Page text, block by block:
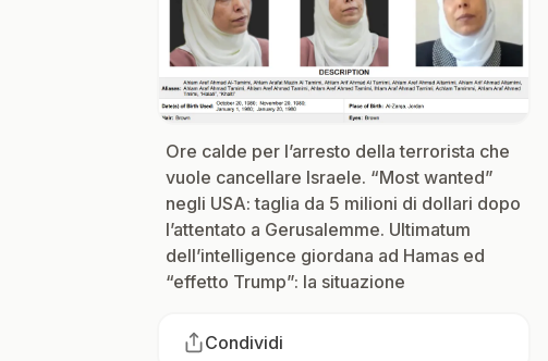
Ore calde per l’arresto della terrorista che
vuole cancellare Israele. “Most wanted”
negli USA: taglia da 5 milioni di dollari dopo
l’attentato a Gerusalemme. Ultimatum
dell’intelligence giordana ad Hamas ed
“effetto Trump”: la situazione
Condividi